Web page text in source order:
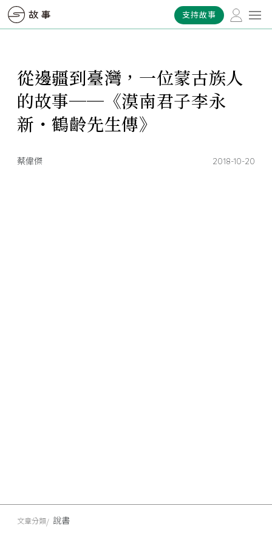
支持故事
從邊疆到臺灣，一位蒙古族人
的故事──《漠南君子李永
新・鶴齡先生傳》
蔡偉傑 2018-10-20
文章分類 說書